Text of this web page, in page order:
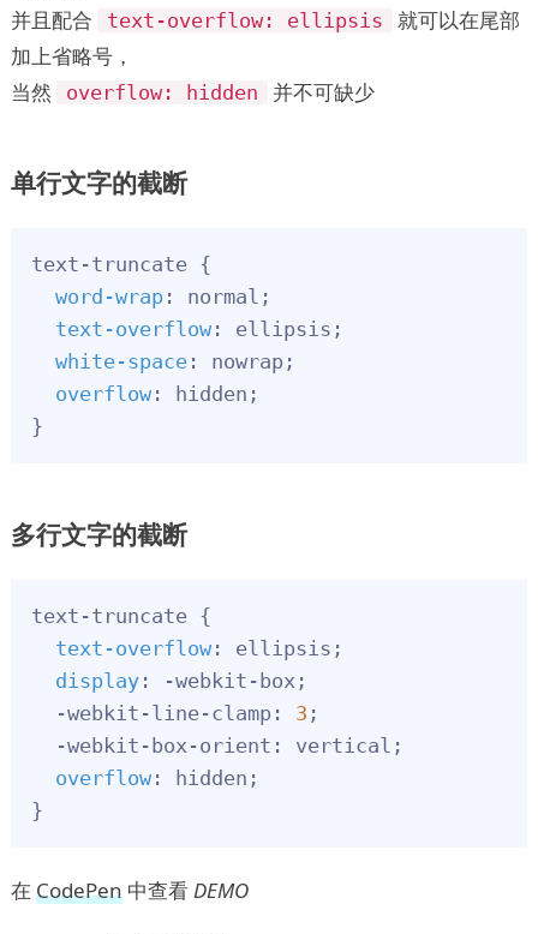
并且配合
text-overflow: ellipsis
就可以在尾部
加上省略号，
当然
overflow: hidden 并不可缺少
单行文字的截断
text-truncate {
word-wrap: normal;
text-overflow: ellipsis;
white-space: nowrap;
overflow: hidden;
}
多行文字的截断
text-truncate {
text-overflow: ellipsis;
display: -webkit-box;
  -webkit-line-clamp:
3 ;
  -webkit-box-orient: vertical;
overflow: hidden;
}
在 CodePen中查看DEMO